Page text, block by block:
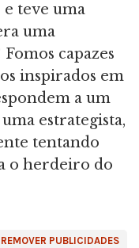
teve uma
uma
capazes
inspirados em
a um
estrategista,
tentando
o herdeiro do
REMOVER PUBLICIDADES